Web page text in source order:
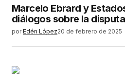
Marcelo Ebrard y
diálogos sobre la
por Edén López20 de febrero de 2025